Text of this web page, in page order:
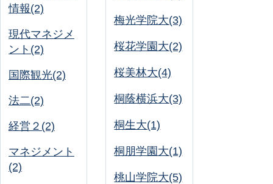
情報(2)
現代マネジメ
ント(2)
国際観光(2)
法二(2)
経営２(2)
マネジメント
(2)
梅光学院大(3)
桜花学園大(2)
桜美林大(4)
桐蔭横浜大(3)
桐生大(1)
桐朋学園大(1)
桃山学院大(5)